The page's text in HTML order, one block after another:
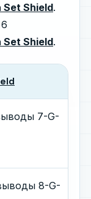
Set Shield.
Set Shield.
7-G-
8-G-